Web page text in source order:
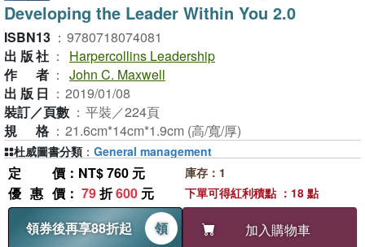
Developing the Leader Within You 2.0
ISBN13 ： 9780718074081
出版社 ：
Harpercollins Leadership
作者 ： John C. Maxwell
出版日 ： 2019/01/08
裝訂／頁數 ： 平裝／224頁
規格 ： 21.6cm*14cm*1.9cm (高/寬/厚)
定價 ：NT$ 760 元
優惠價 ： 79折600 元
領券後再享88折起
領 加入購物車
庫存：1
下單可得紅利積點 ：18 點
杜威圖書分類 ： General management